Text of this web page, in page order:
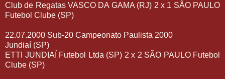
Club de Regatas VASCO DA GAMA (RJ) 2 x 1 SÃO PAULO
Futebol Clube (SP)
22.07.2000 Sub-20 Campeonato Paulista 2000
Jundiaí (SP)
ETTI JUNDIAÍ Futebol Ltda (SP) 2 x 2 SÃO PAULO Futebol
Clube (SP)